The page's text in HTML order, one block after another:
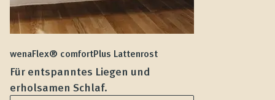
wenaFlex® comfortPlus Lattenrost
Für entspanntes Liegen und
erholsamen Schlaf.